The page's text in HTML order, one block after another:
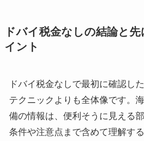
ドバイ税金なしの結論と
イント
ドバイ税金なしで最初に確認し
テクニックよりも全体像です。
備の情報は、便利そうに見える
条件や注意点まで含めて理解す